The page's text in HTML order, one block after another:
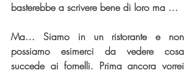
basterebbe a scrivere bene di loro ma …
Ma… Siamo in un ristorante e non
possiamo esimerci da vedere cosa
succede ai fornelli. Prima ancora vorrei